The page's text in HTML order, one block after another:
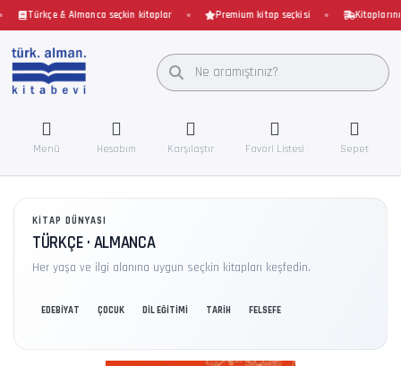
Türkçe & Almanca seçkin kitaplar Premium kitap seçkisi Kitaplarınız
Menü Hesabım Karşılaştır Favori Listesi Sepet
KITAP DÜNYASI
TÜRKÇE · ALMANCA
Her yaşa ve ilgi alanına uygun seçkin kitapları keşfedin.
EDEBİYAT ÇOCUK DİL EĞİTİMİ TARİH FELSEFE